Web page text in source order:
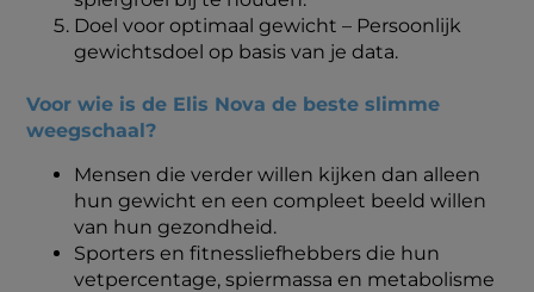
Doel voor optimaal gewicht – Persoonlijk
gewichtsdoel op basis van je data.
Voor wie is de Elis Nova de beste slimme
weegschaal?
Mensen die verder willen kijken dan alleen
hun gewicht en een compleet beeld willen
van hun gezondheid.
Sporters en fitnessliefhebbers die hun
vetpercentage, spiermassa en metabolisme